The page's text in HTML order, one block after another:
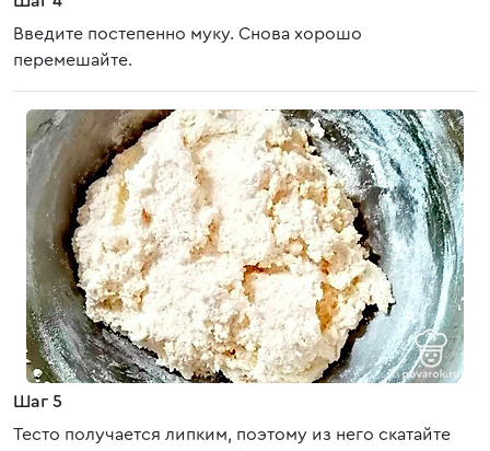
Введите постепенно муку. Снова хорошо
перемешайте.
Шаг 5
Тесто получается липким, поэтому из него скатайте